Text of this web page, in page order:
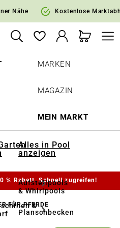
springen
Nähe Kostenlose
MARKEN
MAGAZIN
MEIN MARKT
&
Alles in Pool
anzeigen
Aufstellpools
& Whirlpools
Planschbecken
% Rabatt. Schnell zugreifen!
FÜR PFERDE